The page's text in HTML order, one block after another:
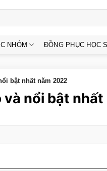
NHÓM ĐỒNG PHỤC HỌC
bật nhất năm 2022
nổi bật